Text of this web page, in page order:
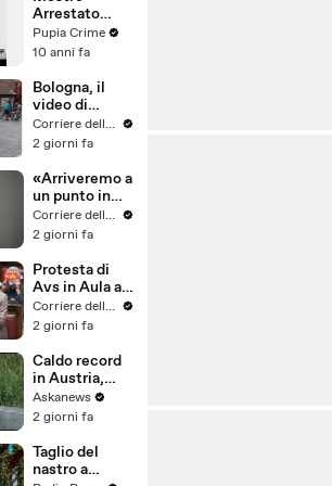
Arrestato
macedone,
reclutava
jihadisti
(26.02.16)
Pupia Crime
10 anni fa
Bologna, il
video di
Biagio
Antonacci
Nela mentre
canta «Iris» in
piazza
Maggiore
Corriere della Sera
2 giorni fa
«Arriveremo a
un punto in
cui
l’intelligenza
sarà
distinguibile
da esperti
umani in
qualunque
settore»
Corriere della Sera
2 giorni fa
Protesta di
Avs in Aula a
Montecitorio,
i deputati con
occhi
Corriere della Sera
2 giorni fa
Caldo record
in Austria,
Vienna tocca
41 gradi
Askanews
2 giorni fa
Taglio del
nastro a